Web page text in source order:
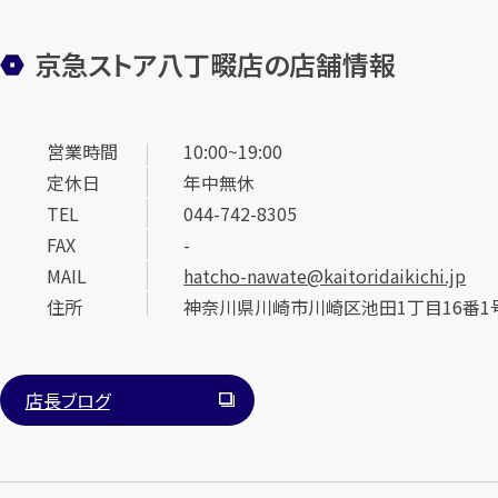
京急ストア八丁畷店の店舗情報
営業時間
10:00~19:00
定休日
年中無休
TEL
044-742-8305
FAX
-
MAIL
hatcho-nawate@kaitoridaikichi.jp
住所
神奈川県川崎市川崎区池田1丁目16番1
店長ブログ